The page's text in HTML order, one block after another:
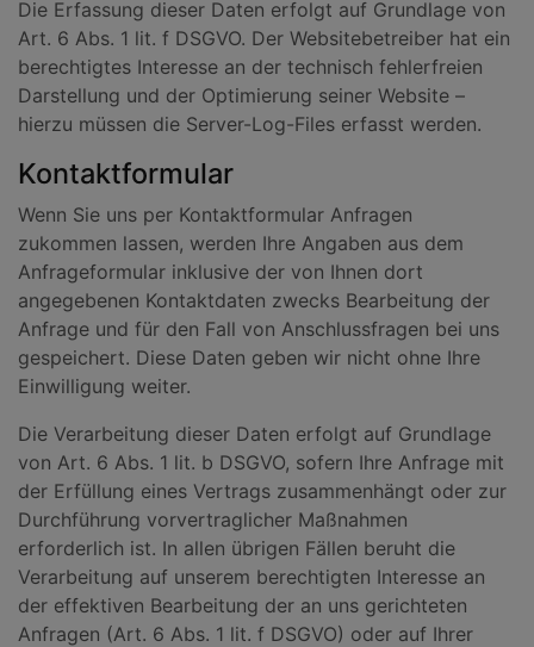
Die Erfassung dieser Daten erfolgt auf Grundlage von
Art. 6 Abs. 1 lit. f DSGVO. Der Websitebetreiber hat ein
berechtigtes Interesse an der technisch fehlerfreien
Darstellung und der Optimierung seiner Website –
hierzu müssen die Server-Log-Files erfasst werden.
Kontaktformular
Wenn Sie uns per Kontaktformular Anfragen
zukommen lassen, werden Ihre Angaben aus dem
Anfrageformular inklusive der von Ihnen dort
angegebenen Kontaktdaten zwecks Bearbeitung der
Anfrage und für den Fall von Anschlussfragen bei uns
gespeichert. Diese Daten geben wir nicht ohne Ihre
Einwilligung weiter.
Die Verarbeitung dieser Daten erfolgt auf Grundlage
von Art. 6 Abs. 1 lit. b DSGVO, sofern Ihre Anfrage mit
der Erfüllung eines Vertrags zusammenhängt oder zur
Durchführung vorvertraglicher Maßnahmen
erforderlich ist. In allen übrigen Fällen beruht die
Verarbeitung auf unserem berechtigten Interesse an
der effektiven Bearbeitung der an uns gerichteten
Anfragen (Art. 6 Abs. 1 lit. f DSGVO) oder auf Ihrer